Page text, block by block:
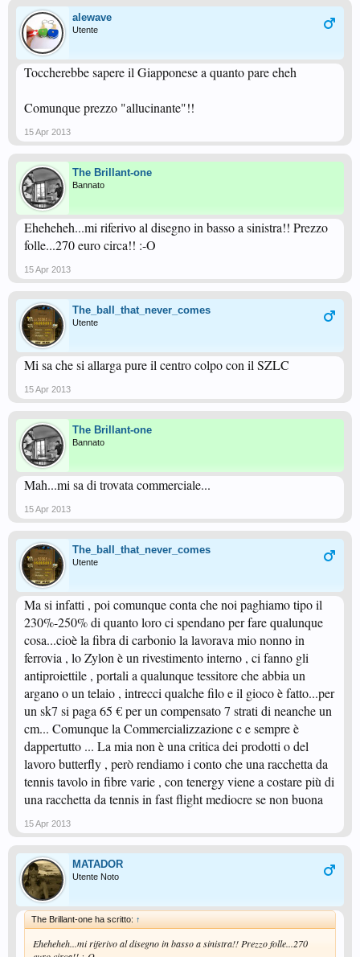
alewave
Utente
Toccherebbe sapere il Giapponese a quanto pare eheh
Comunque prezzo "allucinante"!!
15 Apr 2013
The Brillant-one
Bannato
Eheheheh...mi riferivo al disegno in basso a sinistra!! Prezzo
folle...270 euro circa!! :-O
15 Apr 2013
The_ball_that_never_comes
Utente
Mi sa che si allarga pure il centro colpo con il SZLC
15 Apr 2013
The Brillant-one
Bannato
Mah...mi sa di trovata commerciale...
15 Apr 2013
The_ball_that_never_comes
Utente
Ma si infatti , poi comunque conta che noi paghiamo tipo il
230%-250% di quanto loro ci spendano per fare qualunque
cosa...cioè la fibra di carbonio la lavorava mio nonno in
ferrovia , lo Zylon è un rivestimento interno , ci fanno gli
antiproiettile , portali a qualunque tessitore che abbia un
argano o un telaio , intrecci qualche filo e il gioco è fatto...per
un sk7 si paga 65 € per un compensato 7 strati di neanche un
cm... Comunque la Commercializzazione c e sempre è
dappertutto ... La mia non è una critica dei prodotti o del
lavoro butterfly , però rendiamo i conto che una racchetta da
tennis tavolo in fibre varie , con tenergy viene a costare più di
una racchetta da tennis in fast flight mediocre se non buona
15 Apr 2013
MATADOR
Utente Noto
The Brillant-one ha scritto: ↑
Eheheheh...mi riferivo al disegno in basso a sinistra!! Prezzo folle...270